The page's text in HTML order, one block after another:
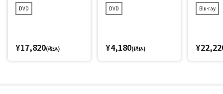
DVD-BOX
DVD
¥17,820(税込)
DVD
¥4,180(税込)
Blu-ray
Blu-ray